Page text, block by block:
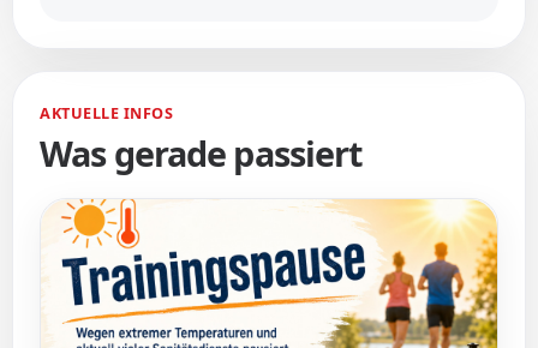
AKTUELLE INFOS
Was gerade passiert